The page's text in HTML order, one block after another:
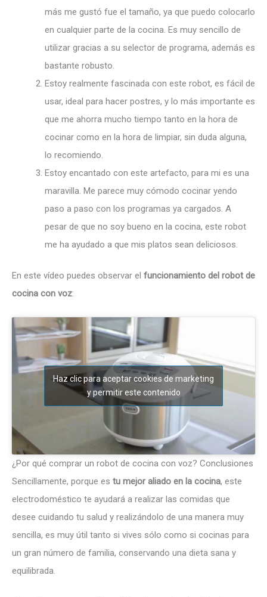
más me gustó fue el tamaño, ya que puedo colocarlo
en cualquier parte de la cocina. Es muy sencillo de
utilizar gracias a su selector de programa, además es
bastante robusto.
Estoy realmente fascinada con este robot, es fácil de
usar, ideal para hacer postres, y lo más importante es
que me ahorra mucho tiempo tanto en la hora de
cocinar como en la hora de limpiar, sin duda alguna,
lo recomiendo.
Estoy encantado con este artefacto, para mi es una
maravilla. Me parece muy cómodo cocinar yendo
paso a paso con los programas ya cargados. A
pesar de que no soy bueno en la cocina, este robot
me ha ayudado a que mis platos sean deliciosos.
En este vídeo puedes observar el funcionamiento del robot de
cocina con voz:
Haz clic para aceptar cookies de marketing
y permitir este contenido
¿Por qué comprar un robot de cocina con voz? Conclusiones
Sencillamente, porque es tu mejor aliado en la cocina, este
electrodoméstico te ayudará a realizar las comidas que
desee cuidando tu salud y realizándolo de una manera muy
sencilla, es muy útil tanto si vives sólo como si cocinas para
un gran número de familia, conservando una dieta sana y
equilibrada.